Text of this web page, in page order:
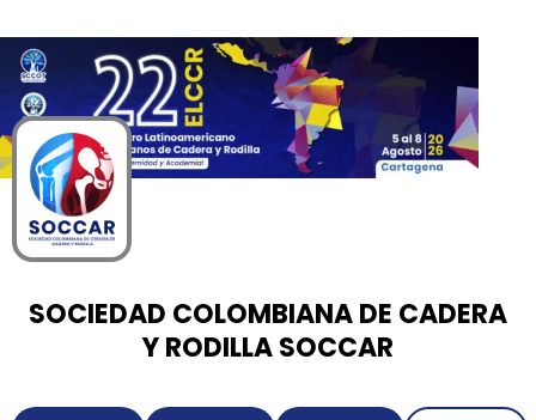
al
contenido
Horas Minutos Segundos
SOCIEDAD COLOMBIANA DE CADERA
Y RODILLA SOCCAR